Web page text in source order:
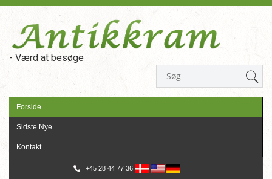
- Værd at besøge
Forside
Sidste Nye
Kontakt
+45 28 44 77 36